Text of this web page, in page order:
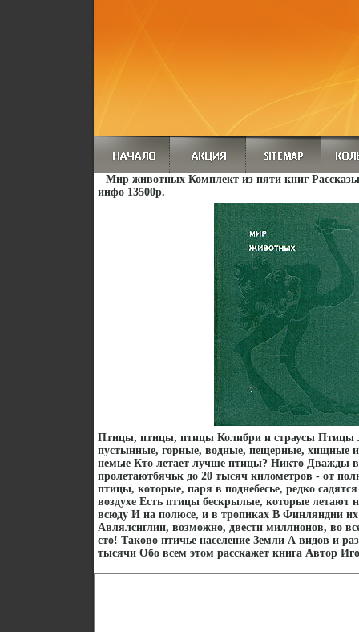
Мир животных Комплект из пяти книг
инфо 13500p.
Птицы, птицы, птицы Колибри и страусы Птицы
пустынные, горные, водные, пещерные, хищные
немые Кто летает лучше птицы? Никто Дважды
пролетаютбячьк до 20 тысяч километров - от
птицы, которые, паря в поднебесье, редко
воздухе Есть птицы бескрылые, которые летают
всюду И на полюсе, и в тропиках В Финляндии
Авлялснглии, возможно, двести миллионов, во
сто! Таково птичье население Земли А видов и
тысячи Обо всем этом расскажет книга Автор